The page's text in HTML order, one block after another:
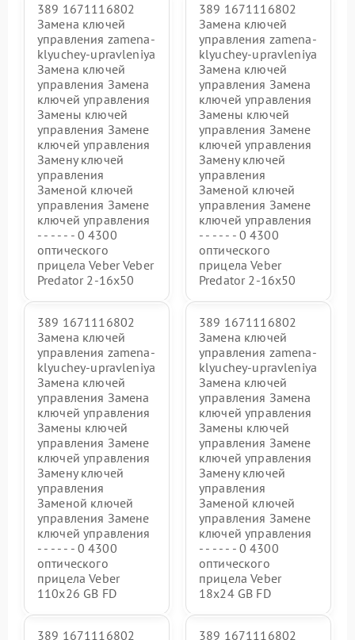
389 1671116802
Замена ключей
управления zamena-
klyuchey-upravleniya
Замена ключей
управления Замена
ключей управления
Замены ключей
управления Замене
ключей управления
Замену ключей
управления
Заменой ключей
управления Замене
ключей управления
- - - - - - 0 4300
оптического
прицела Veber Veber
Predator 2-16x50
389 1671116802
Замена ключей
управления zamena-
klyuchey-upravleniya
Замена ключей
управления Замена
ключей управления
Замены ключей
управления Замене
ключей управления
Замену ключей
управления
Заменой ключей
управления Замене
ключей управления
- - - - - - 0 4300
оптического
прицела Veber
Predator 2-16x50
389 1671116802
Замена ключей
управления zamena-
klyuchey-upravleniya
Замена ключей
управления Замена
ключей управления
Замены ключей
управления Замене
ключей управления
Замену ключей
управления
Заменой ключей
управления Замене
ключей управления
- - - - - - 0 4300
оптического
прицела Veber
110х26 GB FD
389 1671116802
Замена ключей
управления zamena-
klyuchey-upravleniya
Замена ключей
управления Замена
ключей управления
Замены ключей
управления Замене
ключей управления
Замену ключей
управления
Заменой ключей
управления Замене
ключей управления
- - - - - - 0 4300
оптического
прицела Veber
18x24 GB FD
389 1671116802 389 1671116802